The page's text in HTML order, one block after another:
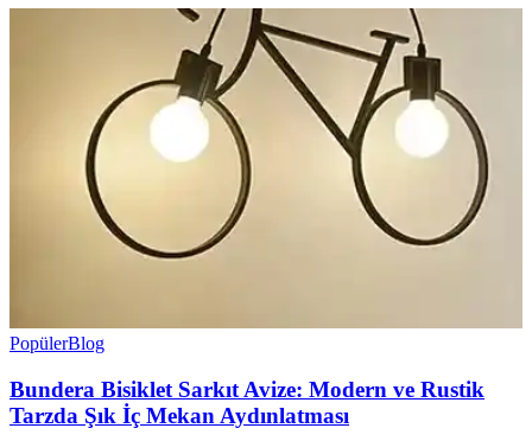
PopülerBlog
Bundera Bisiklet Sarkıt Avize: Modern ve Rustik
Tarzda Şık İç Mekan Aydınlatması